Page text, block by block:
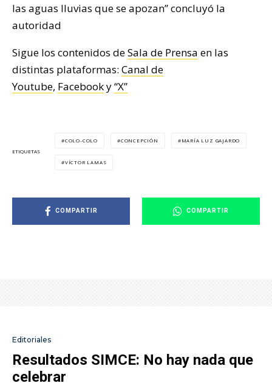
las aguas lluvias que se apozan” concluyó la
autoridad
Sigue los contenidos deSala de Prensa en las
distintas plataformas: Canal de
Youtube, Facebooky“X”
ETIQUETAS
COLO-COLO CONCEPCIÓN MARÍA LUZ GAJARDO
VÍCTOR LAMAS
COMPARTIR COMPARTIR
Editoriales
Resultados SIMCE: No hay nada que
celebrar